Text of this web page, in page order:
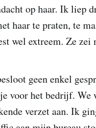
op haar. Ik liep
haar te praten, te
wel extreem. Ze
geen enkel
voor het bedrijf. We
verzet aan. Ik